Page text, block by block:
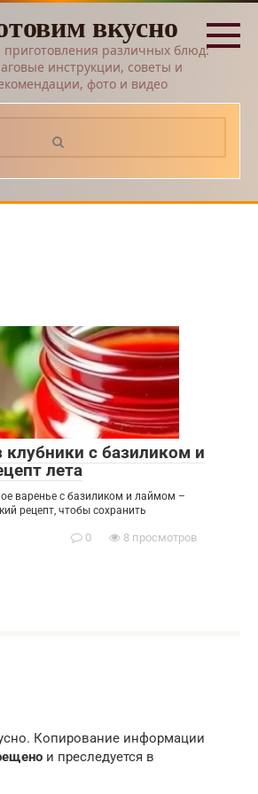
вкусно
приготовления различных блюд:
инструкции, советы и
фото и видео
клубники с базиликом и
лета
варенье с базиликом и лаймом –
рецепт, чтобы сохранить
0 8 просмотров
Копирование информации
и преследуется в